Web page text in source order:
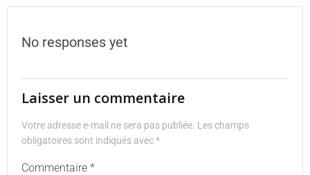
No responses yet
Laisser un commentaire
Votre adresse e-mail ne sera pas publiée. Les champs
obligatoires sont indiqués avec*
Commentaire *